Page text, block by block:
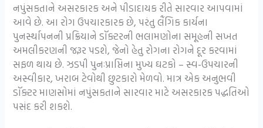
નપુંસકતાને અસરકારક અને પીડાદાયક રીતે સારવાર આપવામાં
આવે છે. આ રોગ ઉપચારકારક છે, પરંતુ લૈંગિક કાર્યના
પુનર્સ્થાપનની પ્રક્રિયાને ડૉક્ટરની ભલામણોના સમૂહની સખત
અમલીકરણની જરૂર પડશે, જેનો હેતુ રોગના રોગને દૂર કરવામાં
સફળ થાય છે. ઝડપી પુનઃપ્રાપ્તિના મુખ્ય ઘટકો – સ્વ-ઉપચારની
અસ્વીકાર, ખરાબ ટેવોથી છુટકારો મેળવો. માત્ર એક અનુભવી
ડૉક્ટર માણસોમાં નપુંસકતાને સારવાર માટે અસરકારક પદ્ધતિઓ
પસંદ કરી શકશે.